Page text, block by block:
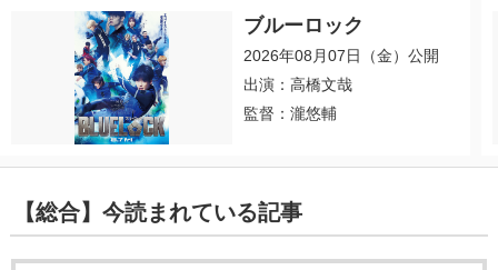
ブルーロック
2026年08月07日（金）公開
出演：高橋文哉
監督：瀧悠輔
【総合】今読まれている記事